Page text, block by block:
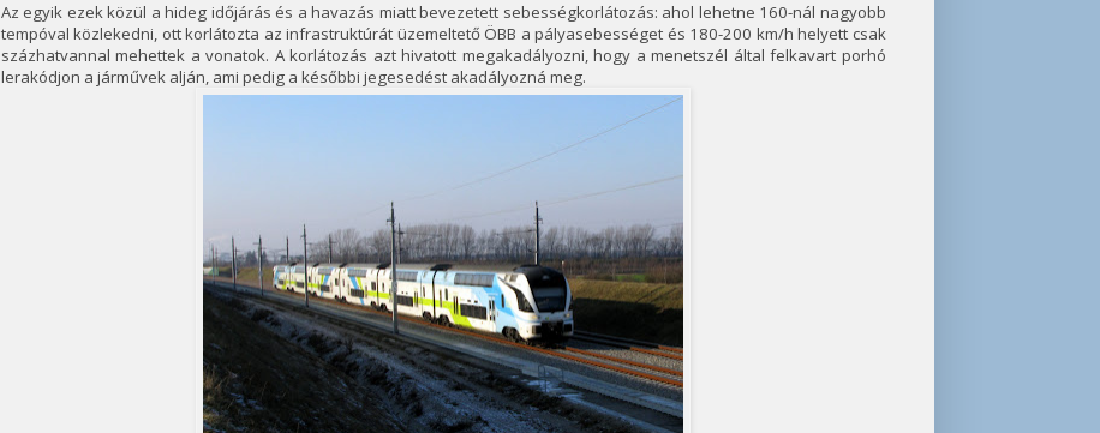
Az egyik ezek közül a hideg időjárás és a havazás miatt bevezetett sebességkorlátozás: ahol lehetne 160-nál nagyobb
tempóval közlekedni, ott korlátozta az infrastruktúrát üzemeltető ÖBB a pályasebességet és 180-200 km/h helyett csak
százhatvannal mehettek a vonatok. A korlátozás azt hivatott megakadályozni, hogy a menetszél által felkavart porhó
lerakódjon a járművek alján, ami pedig a későbbi jegesedést akadályozná meg.